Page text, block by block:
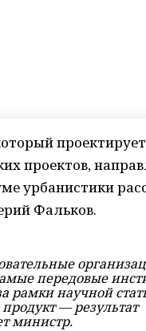
проектов,
урбанистики
Фальков.
передовые
рамки научной
— результат
министр.